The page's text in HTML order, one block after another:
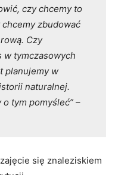
czy chcemy to
zbudować
Czy
w tymczasowych
planujemy w
naturalnej.
tym pomyśleć”–
się znaleziskiem